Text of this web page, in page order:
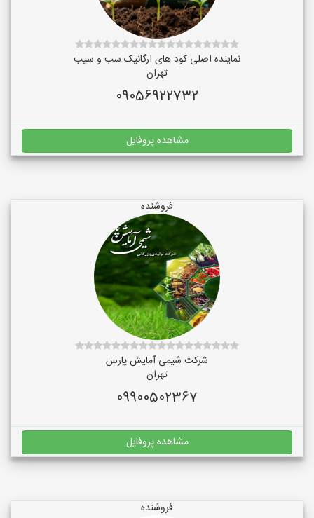
نماینده اصلی کود های ارگانیک سب و سیب
تهران
09056922732
مشاهده پروفایل
فروشنده
شرکت شیمی آمایش پارس
تهران
09900502367
مشاهده پروفایل
فروشنده